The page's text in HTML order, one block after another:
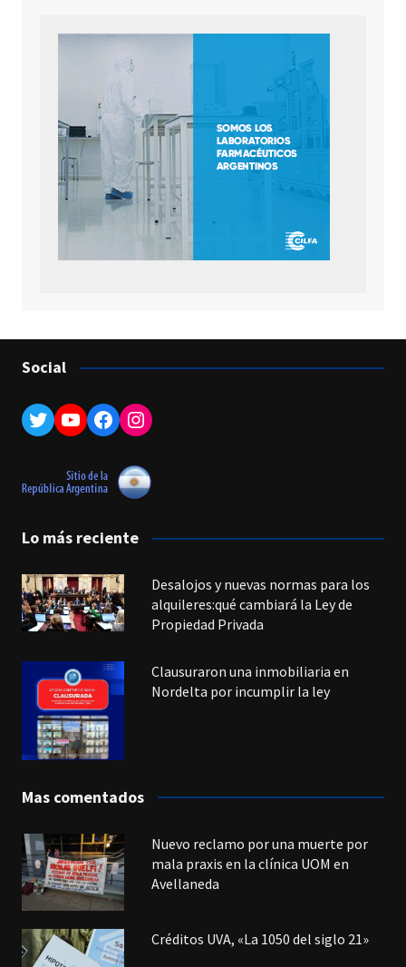
Social
Twitter
YouTube
Facebook
Instagram
Lo más reciente
Desalojos y nuevas normas para los
alquileres:qué cambiará la Ley de
Propiedad Privada
Clausuraron una inmobiliaria en
Nordelta por incumplir la ley
Mas comentados
Nuevo reclamo por una muerte por
mala praxis en la clínica UOM en
Avellaneda
Créditos UVA, «La 1050 del siglo 21»